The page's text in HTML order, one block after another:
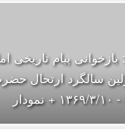
پیام تاریخی
سالگرد ارتحال